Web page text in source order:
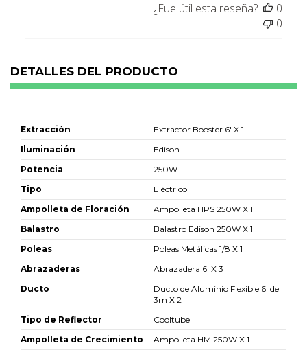
¿Fue útil esta reseña?
0
0
DETALLES DEL PRODUCTO
Extracción
Extractor Booster 6' X 1
Iluminación
Edison
Potencia
250W
Tipo
Eléctrico
Ampolleta de Floración
Ampolleta HPS 250W X 1
Balastro
Balastro Edison 250W X 1
Poleas
Poleas Metálicas 1/8 X 1
Abrazaderas
Abrazadera 6' X 3
Ducto
Ducto de Aluminio Flexible 6' de
3m X 2
Tipo de Reflector
Cooltube
Ampolleta de Crecimiento
Ampolleta HM 250W X 1